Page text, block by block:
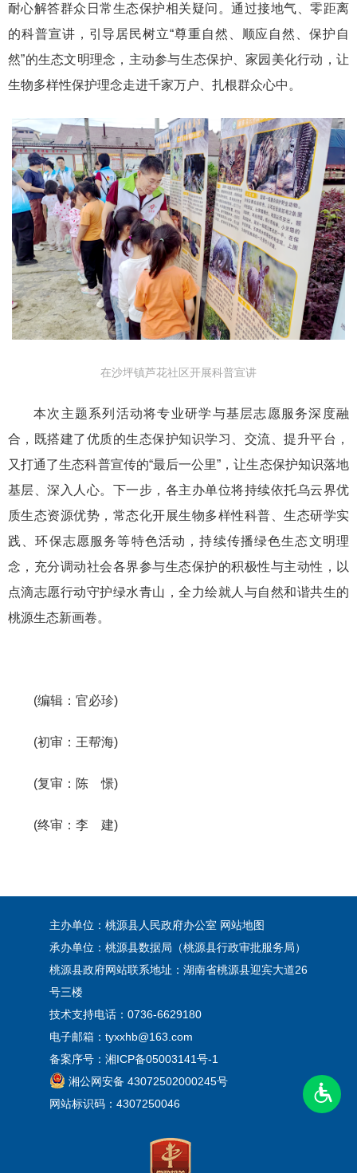
耐心解答群众日常生态保护相关疑问。通过接地气、零距离
的科普宣讲，引导居民树立“尊重自然、顺应自然、保护自
然”的生态文明理念，主动参与生态保护、家园美化行动，让
生物多样性保护理念走进千家万户、扎根群众心中。
在沙坪镇芦花社区开展科普宣讲
本次主题系列活动将专业研学与基层志愿服务深度融
合，既搭建了优质的生态保护知识学习、交流、提升平台，
又打通了生态科普宣传的“最后一公里”，让生态保护知识落地
基层、深入人心。下一步，各主办单位将持续依托乌云界优
质生态资源优势，常态化开展生物多样性科普、生态研学实
践、环保志愿服务等特色活动，持续传播绿色生态文明理
念，充分调动社会各界参与生态保护的积极性与主动性，以
点滴志愿行动守护绿水青山，全力绘就人与自然和谐共生的
桃源生态新画卷。
(编辑：官必珍)
(初审：王帮海)
(复审：陈 憬)
(终审：李 建)
主办单位：桃源县人民政府办公室 网站地图
承办单位：桃源县数据局（桃源县行政审批服务局）
桃源县政府网站联系地址：湖南省桃源县迎宾大道26
号三楼
技术支持电话：0736-6629180
电子邮箱：tyxxhb@163.com
备案序号： 湘ICP备05003141号-1
湘公网安备 43072502000245号
网站标识码：4307250046